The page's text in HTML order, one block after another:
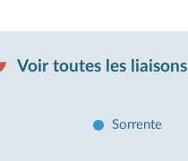
Voir toutes les liaisons
Sorrente